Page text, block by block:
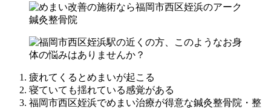
疲れてくるとめまいが起こる
寝ていても揺れている感覚がある
福岡市西区姪浜でめまい治療が得意な鍼灸整骨院・整